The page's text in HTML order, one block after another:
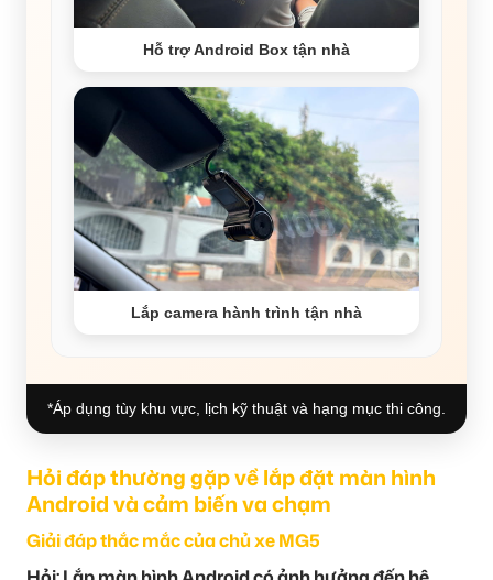
Hỗ trợ Android Box tận nhà
Lắp camera hành trình tận nhà
*Áp dụng tùy khu vực, lịch kỹ thuật và hạng mục thi công.
Hỏi đáp thường gặp về lắp đặt màn hình
Android và cảm biến va chạm
Giải đáp thắc mắc của chủ xe MG5